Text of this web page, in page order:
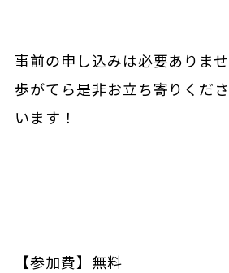
事前の申し込みは必要ありま
歩がてら是非お立ち寄りくだ
います！
【参加費】無料